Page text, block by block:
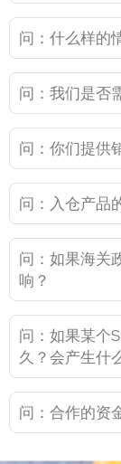
问：什么样的
问：我们是否
问：你们提供
问：入仓产品
问：如果海关
响？
问：如果某个
久？会产生什
问：合作的资